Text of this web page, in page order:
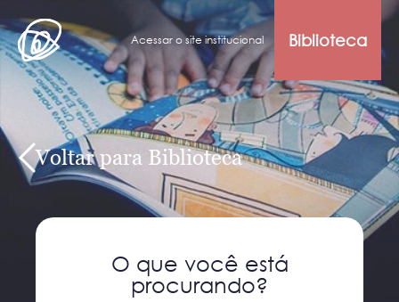
Acessar o site institucional Biblioteca
Voltar para Biblioteca
O que você está
procurando?